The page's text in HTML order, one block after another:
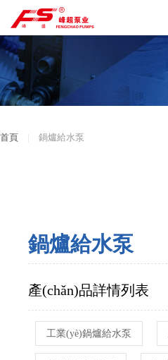
首頁 鍋爐給水泵
鍋爐給水泵
產(chǎn)品詳情列表
工業(yè)鍋爐給水泵